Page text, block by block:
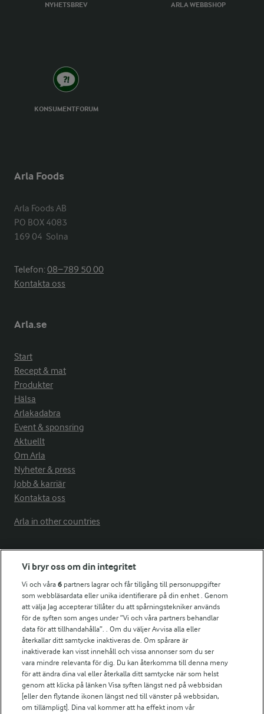
NYHETSBREV ARLA WEBBSHOP
KONSUMENTFORUM
Arla Foods
Arla Foods AB
PO BOX 4083
169 04  Solna
Telefon:08−789 50 00
Kontakta oss
Arla.se
Start
Recept & mat
Produkter
Hälsa
Arlakadabra
Event & sponsring
Aktuellt
Om Arla
Nyheter & press
Jobb & karriär
Kontakta oss
Arla in other countries
Fler Arlasajter
För ägare
Arlas kundportal
Arla.com
Falbygdens Ost
Arla webbshop
Bildbank
Vi bryr oss om din integritet
Vi och våra6 partners lagrar och får tillgång till personuppgifter
som webbläsardata eller unika identifierare på din enhet . Genom
att välja Jag accepterar tillåter du att spårningstekniker används
för de syften som anges under ”Vi och våra partners behandlar
data för att tillhandahålla”. . Om du väljer Avvisa alla eller
återkallar ditt samtycke inaktiveras de. Om spårare är
inaktiverade kan visst innehåll och vissa annonser som du ser
vara mindre relevanta för dig. Du kan återkomma till denna meny
för att ändra dina val eller återkalla ditt samtycke när som helst
genom att klicka på länken Visa syften längst ned på webbsidan
[eller den flytande ikonen längst ned till vänster på webbsidan,
om tillämpligt]. Dina val kommer att ha effekt inom vår